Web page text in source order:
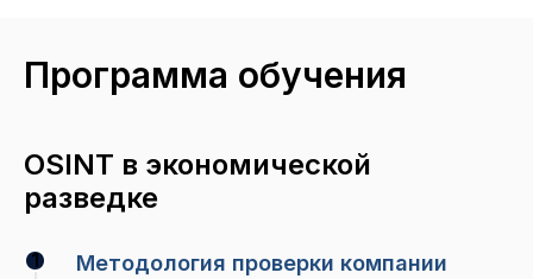
Программа обучения
OSINT в экономической
разведке
Методология проверки компании